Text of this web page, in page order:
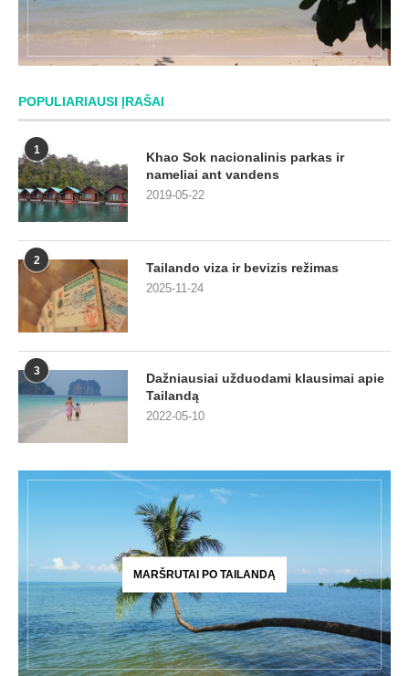
POPULIARIAUSI ĮRAŠAI
1
Khao Sok nacionalinis parkas ir
nameliai ant vandens
2019-05-22
2 Tailando viza ir bevizis režimas
2025-11-24
3
Dažniausiai užduodami klausimai apie
Tailandą
2022-05-10
MARŠRUTAI PO TAILANDĄ